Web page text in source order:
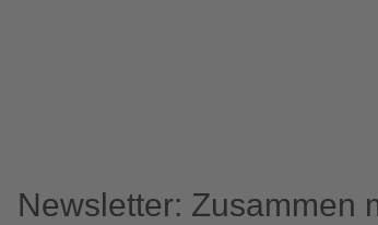
Newsletter: Zusammen